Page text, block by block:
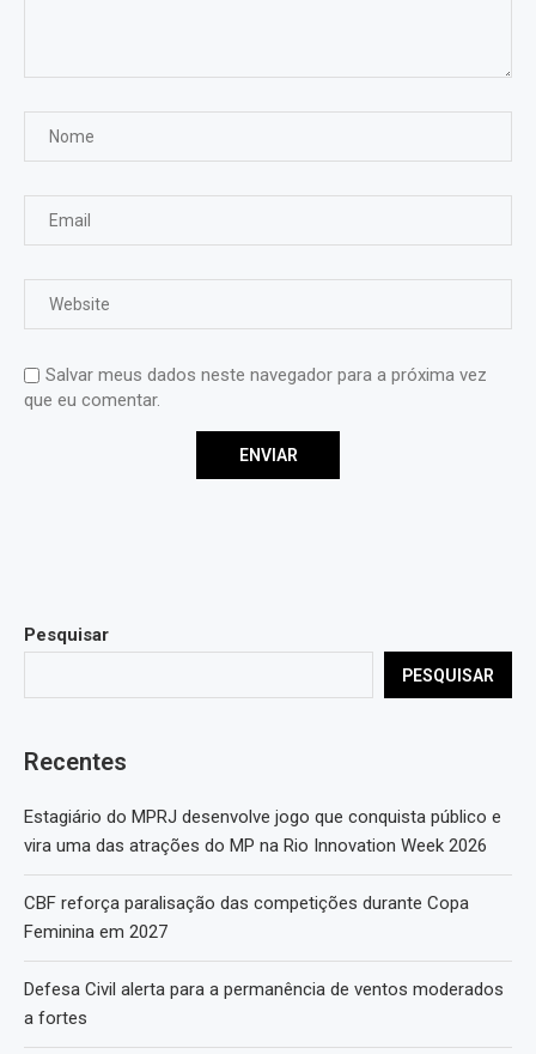
Salvar meus dados neste navegador para a próxima vez
que eu comentar.
Pesquisar
PESQUISAR
Recentes
Estagiário do MPRJ desenvolve jogo que conquista público e
vira uma das atrações do MP na Rio Innovation Week 2026
CBF reforça paralisação das competições durante Copa
Feminina em 2027
Defesa Civil alerta para a permanência de ventos moderados
a fortes